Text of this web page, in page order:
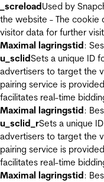
_screloadUsed by
the website - The cookie
visitor data for further
Maximal lagringstid:
u_sclidSets a unique ID
advertisers to target the
pairing service is
facilitates real-time
Maximal lagringstid:
u_sclid_rSets a unique
advertisers to target the
pairing service is
facilitates real-time
Maximal lagringstid: